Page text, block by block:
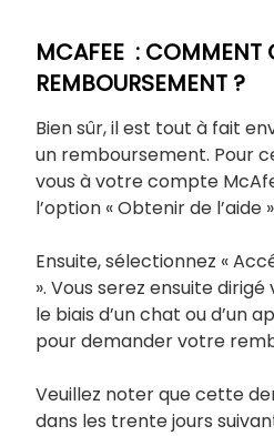
MCAFEE : COMMENT
REMBOURSEMENT ?
Bien sûr, il est tout à fait
un remboursement. Pour
vous à votre compte
l’option « Obtenir de l’aide
Ensuite, sélectionnez «
». Vous serez ensuite
le biais d’un chat ou d’un
pour demander votre
Veuillez noter que cette
dans les trente jours